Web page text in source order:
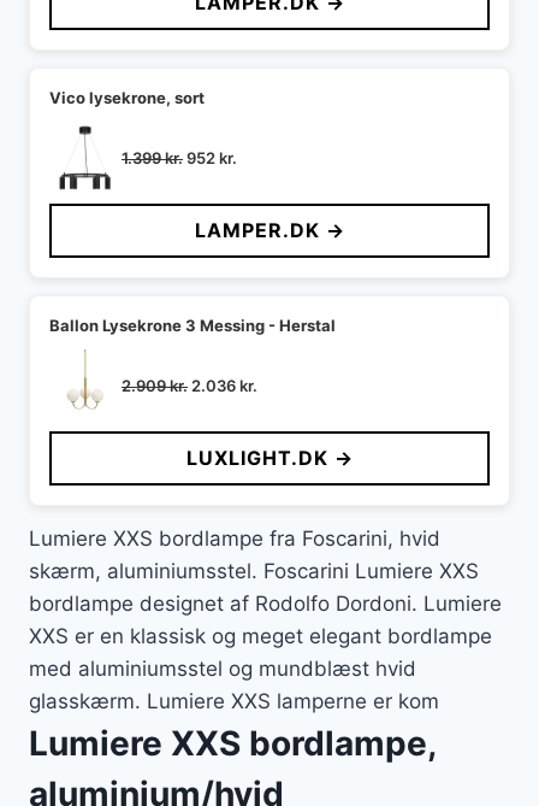
2.699 kr..2.015 kr..
Vico lysekrone, sort
1.399kr.Den
pris
var:
1.399 kr..
952kr.
pris
er:
952 kr..
LAMPER.DK →
Ballon Lysekrone 3 Messing - Herstal
2.909kr. Den
pris
var:
2.909 kr..
2.036kr.
pris
er:
2.036 kr..
LUXLIGHT.DK →
Lumiere XXS bordlampe fra Foscarini, hvid
skærm, aluminiumsstel. Foscarini Lumiere XXS
bordlampe designet af Rodolfo Dordoni. Lumiere
XXS er en klassisk og meget elegant bordlampe
med aluminiumsstel og mundblæst hvid
glasskærm. Lumiere XXS lamperne er kom
Lumiere XXS bordlampe,
aluminium/hvid